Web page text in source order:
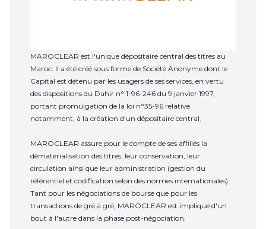
MAROCLEAR est l'unique dépositaire central des titres au
Maroc. Il a été créé sous forme de Société Anonyme dont le
Capital est détenu par les usagers de ses services, en vertu
des dispositions du Dahir n° 1-96-246 du 9 janvier 1997,
portant promulgation de la loi n°35-96 relative
notamment, à la création d'un dépositaire central.
MAROCLEAR assure pour le compte de ses affiliés la
dématérialisation des titres, leur conservation, leur
circulation ainsi que leur administration (gestion du
référentiel et codification selon des normes internationales).
Tant pour les négociations de bourse que pour les
transactions de gré à gré, MAROCLEAR est impliqué d'un
bout à l'autre dans la phase post-négociation.